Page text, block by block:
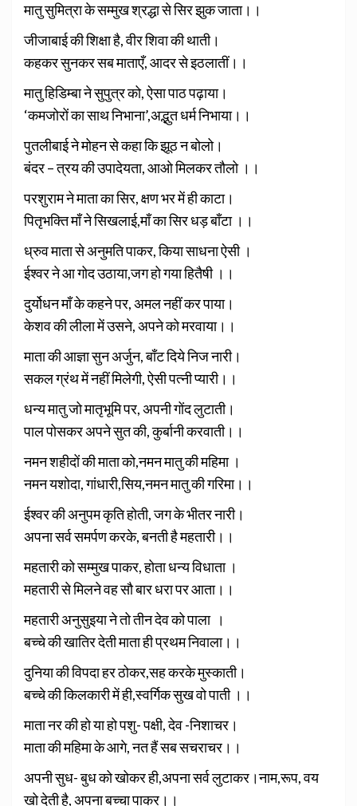
मातु सुमित्रा के सम्मुख श्रद्धा से सिर झुक जाता।।
जीजाबाई की शिक्षा है, वीर शिवा की थाती।
कहकर सुनकर सब माताएँ, आदर से इठलातीं।।
मातु हिडिम्बा ने सुपुत्र को, ऐसा पाठ पढ़ाया।
‘कमजोरों का साथ निभाना’,अद्भुत धर्म निभाया।।
पुतलीबाई ने मोहन से कहा कि झूठ न बोलो।
बंदर – त्रय की उपादेयता, आओ मिलकर तौलो ।।
परशुराम ने माता का सिर, क्षण भर में ही काटा।
पितृभक्ति माँ ने सिखलाई,माँ का सिर धड़ बाँटा ।।
ध्रुव माता से अनुमति पाकर, किया साधना ऐसी ।
ईश्वर ने आ गोद उठाया,जग हो गया हितैषी ।।
दुर्योधन माँ के कहने पर, अमल नहीं कर पाया।
केशव की लीला में उसने, अपने को मरवाया।।
माता की आज्ञा सुन अर्जुन, बाँट दिये निज नारी।
सकल ग्रंथ में नहीं मिलेगी, ऐसी पत्नी प्यारी।।
धन्य मातु जो मातृभूमि पर, अपनी गोंद लुटाती।
पाल पोसकर अपने सुत की, कुर्बानी करवाती।।
नमन शहीदों की माता को,नमन मातु की महिमा ।
नमन यशोदा, गांधारी,सिय,नमन मातु की गरिमा।।
ईश्वर की अनुपम कृति होती, जग के भीतर नारी।
अपना सर्व समर्पण करके, बनती है महतारी।।
महतारी को सम्मुख पाकर, होता धन्य विधाता ।
महतारी से मिलने वह सौ बार धरा पर आता।।
महतारी अनुसुइया ने तो तीन देव को पाला ।
बच्चे की खातिर देती माता ही प्रथम निवाला।।
दुनिया की विपदा हर ठोकर,सह करके मुस्काती।
बच्चे की किलकारी में ही,स्वर्गिक सुख वो पाती ।।
माता नर की हो या हो पशु- पक्षी, देव -निशाचर।
माता की महिमा के आगे, नत हैं सब सचराचर।।
अपनी सुध- बुध को खोकर ही,अपना सर्व लुटाकर।नाम,रूप, वय
खो देती है, अपना बच्चा पाकर।।